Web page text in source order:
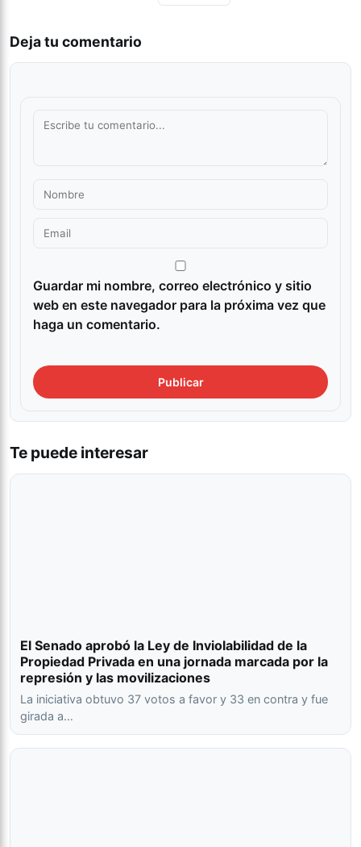
Deja tu comentario
Guardar mi nombre, correo electrónico y sitio
web en este navegador para la próxima vez que
haga un comentario.
Te puede interesar
El Senado aprobó la Ley de Inviolabilidad de la
Propiedad Privada en una jornada marcada por la
represión y las movilizaciones
La iniciativa obtuvo 37 votos a favor y 33 en contra y fue
girada a…